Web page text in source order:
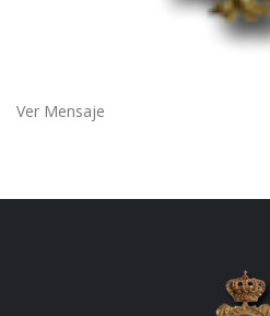
Ver Mensaje